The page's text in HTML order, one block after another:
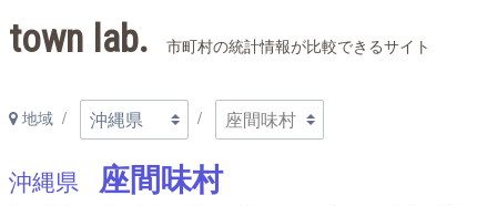
town lab. 市町村の統計情報が比較できるサイト
地域
沖縄県 座間味村